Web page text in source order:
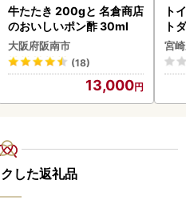
牛たたき 200gと 名倉商店
のおいしいポン酢 30ml
大阪府阪南市
(18)
13,000
ト
ト
速
宮
した返礼品